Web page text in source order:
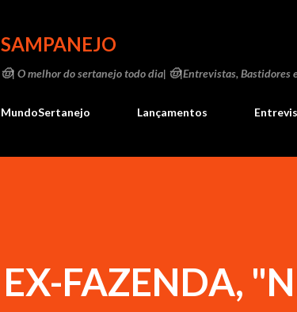
SAMPANEJO
🤠| O melhor do sertanejo todo dia| 🤠|Entrevistas, Bastidores
MundoSertanejo Lançamentos
EX-FAZENDA,